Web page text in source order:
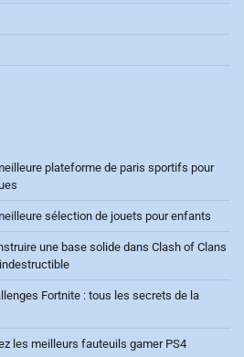
plateforme de paris sportifs pour
sélection de jouets pour enfants
une base solide dans Clash of Clans
Fortnite : tous les secrets de la
les meilleurs fauteuils gamer PS4